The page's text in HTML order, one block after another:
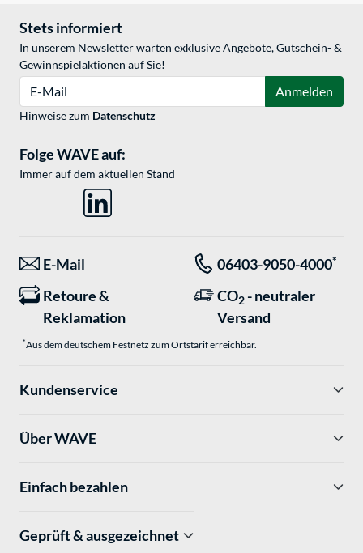
Stets informiert
In unserem Newsletter warten exklusive Angebote, Gutschein- &
Gewinnspielaktionen auf Sie!
Anmelden
Hinweise zum Datenschutz
Folge WAVE auf:
Immer auf dem aktuellen Stand
E-Mail 06403-9050-4000*
Retoure &
Reklamation
CO2 - neutraler
Versand
*Aus dem deutschem Festnetz zum Ortstarif erreichbar.
Kundenservice
Über WAVE
Einfach bezahlen
Geprüft & ausgezeichnet